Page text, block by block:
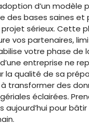
d’un modèle
des bases saines et
sérieux. Cette
vos partenaires,
votre phase de
entreprise ne
la qualité de sa
transformer des
éclairées.
aujourd’hui pour